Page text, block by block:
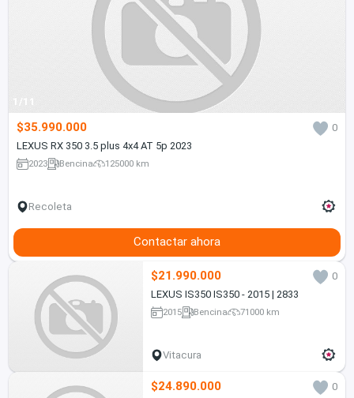
1/11
$35.990.000
0
LEXUS RX 350 3.5 plus 4x4 AT 5p 2023
2023 Bencina 125000 km
Recoleta
Contactar ahora
$21.990.000
0
LEXUS IS350 IS350 - 2015 | 2833
2015 Bencina 71000 km
Vitacura
$24.890.000
0